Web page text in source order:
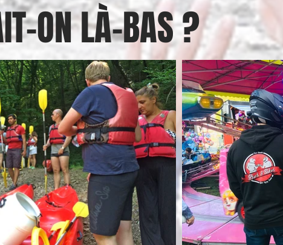
ON LÀ-BAS ?